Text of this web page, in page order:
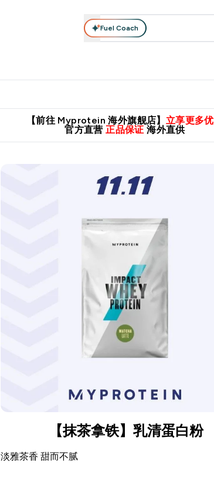
Fuel Coach
【前往 Myprotein 海外旗舰店】 立享更多
官方直营 正品保证 海外直供
【抹茶拿铁】乳清蛋白粉
淡雅茶香 甜而不腻